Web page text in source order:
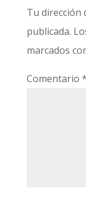
Tu dirección
publicada.
marcados
Comentario *